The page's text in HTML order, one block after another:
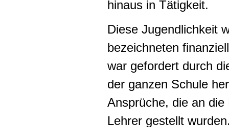
hinaus in Tätigkeit.
Diese Jugendlichkeit
bezeichneten
war gefordert durch
der ganzen Schule
Ansprüche, die an
Lehrer gestellt